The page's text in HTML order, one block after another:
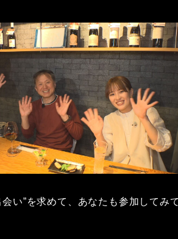
い”を求めて、あなたも参加してみ